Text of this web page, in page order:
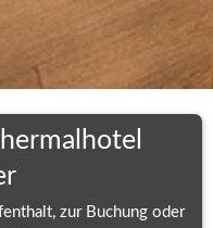
zur Buchung oder